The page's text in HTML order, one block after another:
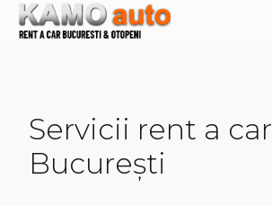
Servicii rent a car
București